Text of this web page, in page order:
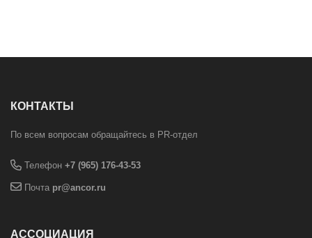
КОНТАКТЫ
По всем вопросам обращайтесь в PR-отдел
Телефон +7 (965) 176-43-53
Почта pr@ancor.ru
АССОЦИАЦИЯ